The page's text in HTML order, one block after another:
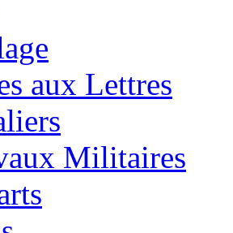
aux Lettres
Militaires